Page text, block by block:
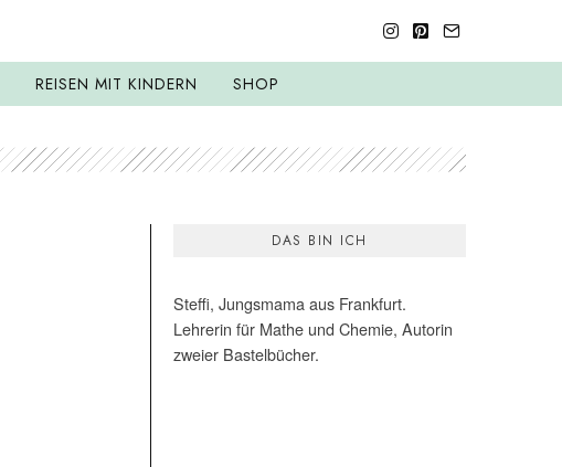
REISEN MIT KINDERN SHOP
DAS BIN ICH
Steffi, Jungsmama aus Frankfurt.
Lehrerin für Mathe und Chemie, Autorin
zweier Bastelbücher.